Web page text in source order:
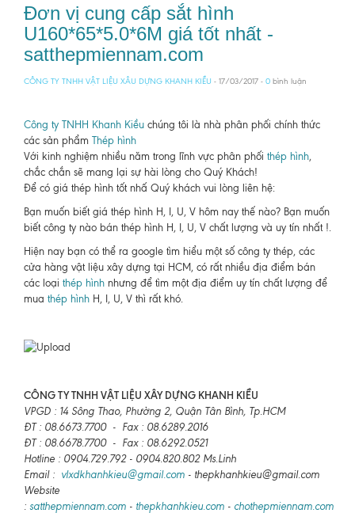
Đơn vị cung cấp sắt hình
U160*65*5.0*6M giá tốt nhất -
satthepmiennam.com
CÔNG TY TNHH VẬT LIỆU XÂU DỰNG KHANH KIỀU - 17/03/2017 - 0 bình luận
Công ty TNHH Khanh Kiều chúng tôi là nhà phân phối chính thức
các sản phẩm Thép hình
Với kinh nghiệm nhiều năm trong lĩnh vực phân phối thép hình,
chắc chắn sẽ mang lại sự hài lòng cho Quý Khách!
Để có giá thép hình tốt nhấ Quý khách vui lòng liên hệ:
Bạn muốn biết giá thép hình H, I, U, V hôm nay thế nào? Bạn muốn
biết công ty nào bán thép hình H, I, U, V chất lượng và uy tín nhất !.
Hiện nay bạn có thể ra google tìm hiểu một số công ty thép, các
cửa hàng vật liệu xây dựng tại HCM, có rất nhiều địa điểm bán
các loại thép hình nhưng để tìm một địa điểm uy tín chất lượng để
mua thép hình H, I, U, V thì rất khó.
CÔNG TY TNHH VẬT LIỆU XÂY DỰNG KHANH KIỀU
VPGD : 14 Sông Thao, Phường 2, Quận Tân Bình, Tp.HCM
ĐT : 08.6673.7700 - Fax : 08.6289.2016
ĐT : 08.6678.7700 - Fax : 08.6292.0521
Hotline : 0904.729.792 - 0904.820.802 Ms.Linh
Email : vlxdkhanhkieu@gmail.com - thepkhanhkieu@gmail.com
Website
: satthepmiennam.com - thepkhanhkieu.com - chothepmiennam.com